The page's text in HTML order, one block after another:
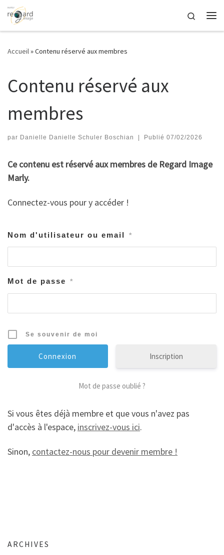
Passer au contenu
Search
Accueil»Contenu réservé aux membres
Contenu réservé aux
membres
par Danielle Danielle Schuler Boschian | Publié 07/02/2026
Ce contenu est réservé aux membres de Regard Image
Marly.
Connectez-vous pour y accéder !
Nom d'utilisateur ou email *
Mot de passe *
Se souvenir de moi
Inscription
Mot de passe oublié ?
Si vous êtes déjà membre et que vous n'avez pas
d'accès à l'espace, inscrivez-vous ici.
Sinon, contactez-nous pour devenir membre !
ARCHIVES